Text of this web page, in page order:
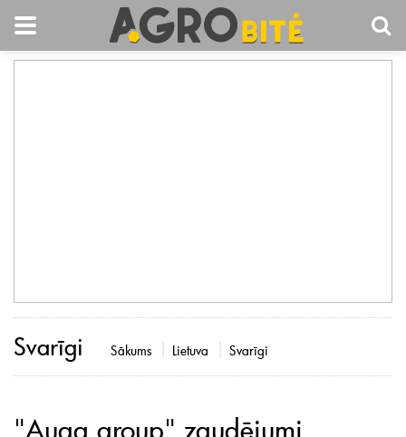
Svarīgi Sākums Lietuva Svarīgi
"Auga group" zaudējumi